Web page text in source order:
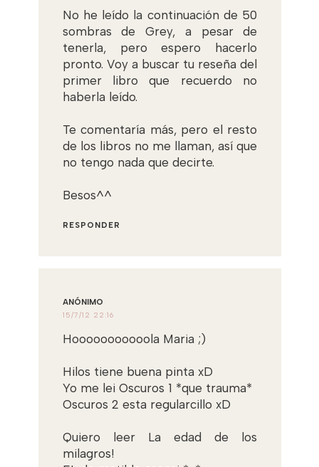
No he leído la continuación de 50
sombras de Grey, a pesar de
tenerla, pero espero hacerlo
pronto. Voy a buscar tu reseña del
primer libro que recuerdo no
haberla leído.
Te comentaría más, pero el resto
de los libros no me llaman, así que
no tengo nada que decirte.
Besos^^
RESPONDER
ANÓNIMO
15/7/12 22:16
Hooooooooooola Maria ;)
Hilos tiene buena pinta xD
Yo me lei Oscuros 1 *que trauma*
Oscuros 2 esta regularcillo xD
Quiero leer La edad de los
milagros!